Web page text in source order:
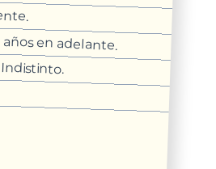
años en adelante.